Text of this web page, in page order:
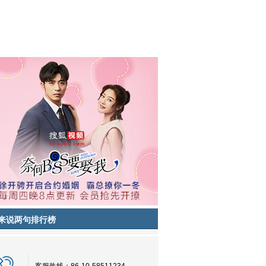
说两句排行榜